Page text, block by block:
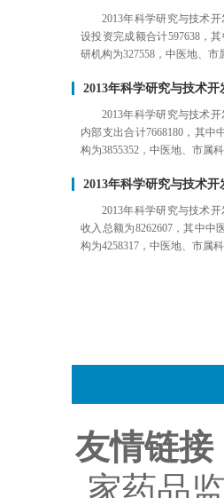
2013年科学研究与技术
设投资完成额合计597638，
研机构为327558，中医地、
2013年科学研究与技术
2013年科学研究与技术
内部支出合计7668180，其中
构为3855352，中医地、市属
2013年科学研究与技术
2013年科学研究与技术
收入总额为8262607，其中中
构为4258317，中医地、市属
友情链接
家药品